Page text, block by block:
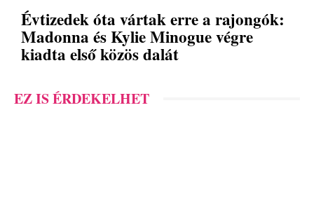
Évtizedek óta vártak erre a rajongók:
Madonna és Kylie Minogue végre
kiadta első közös dalát
EZ IS ÉRDEKELHET